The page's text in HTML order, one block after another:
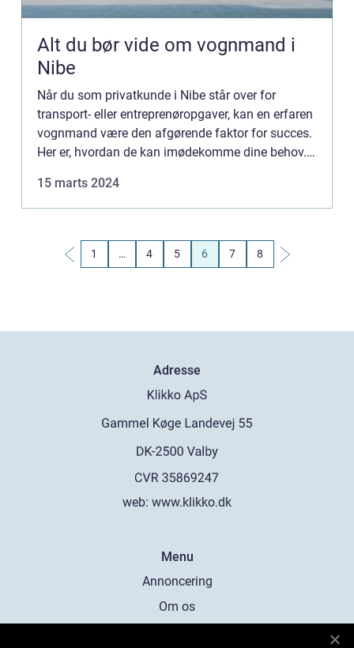
Alt du bør vide om vognmand i
Nibe
Når du som privatkunde i Nibe står over for
transport- eller entreprenøropgaver, kan en erfaren
vognmand være den afgørende faktor for succes.
Her er, hvordan de kan imødekomme dine behov.
15 marts 2024
1 … 4 5 6 7 8
Adresse
web: www.klikko.dk
Menu
Annoncering
Om os